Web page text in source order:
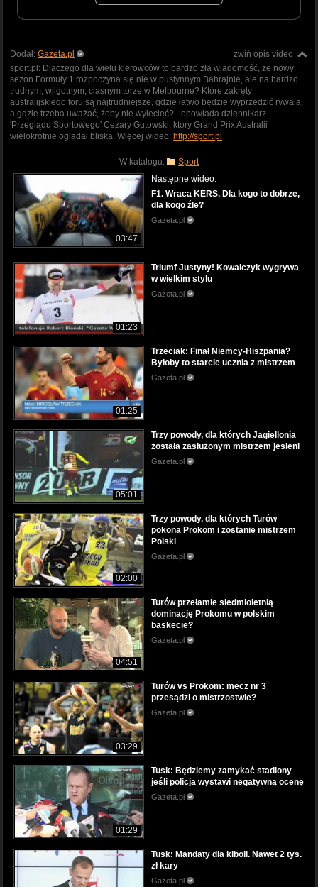
zwiń opis video
Dodał: Gazeta.pl
sport.pl: Dlaczego dla wielu kierowców to bardzo zła wiadomość, że nowy
sezon Formuły 1 rozpoczyna się nie w pustynnym Bahrajnie, ale na bardzo
trudnym, wilgotnym, ciasnym torze w Melbourne? Które zakręty
australijskiego toru są najtrudniejsze, gdzie łatwo będzie wyprzedzić rywala,
a gdzie trzeba uważać, żeby nie wylecieć? - opowiada dziennikarz
'Przeglądu Sportowego' Cezary Gutowski, który Grand Prix Australii
wielokrotnie oglądał bliska. Więcej wideo: http://sport.pl
W katalogu: Sport
03:47
Następne wideo:
F1. Wraca KERS. Dla kogo to dobrze,
dla kogo źle?
Gazeta.pl
01:23
Triumf Justyny! Kowalczyk wygrywa
w wielkim stylu
Gazeta.pl
01:25
Trzeciak: Finał Niemcy-Hiszpania?
Byłoby to starcie ucznia z mistrzem
Gazeta.pl
05:01
Trzy powody, dla których Jagiellonia
została zasłużonym mistrzem jesieni
Gazeta.pl
02:00
Trzy powody, dla których Turów
pokona Prokom i zostanie mistrzem
Polski
Gazeta.pl
04:51
Turów przełamie siedmioletnią
dominację Prokomu w polskim
baskecie?
Gazeta.pl
03:29
Turów vs Prokom: mecz nr 3
przesądzi o mistrzostwie?
Gazeta.pl
01:29
Tusk: Będziemy zamykać stadiony
jeśli policja wystawi negatywną ocenę
Gazeta.pl
Tusk: Mandaty dla kiboli. Nawet 2 tys.
zł kary
Gazeta.pl